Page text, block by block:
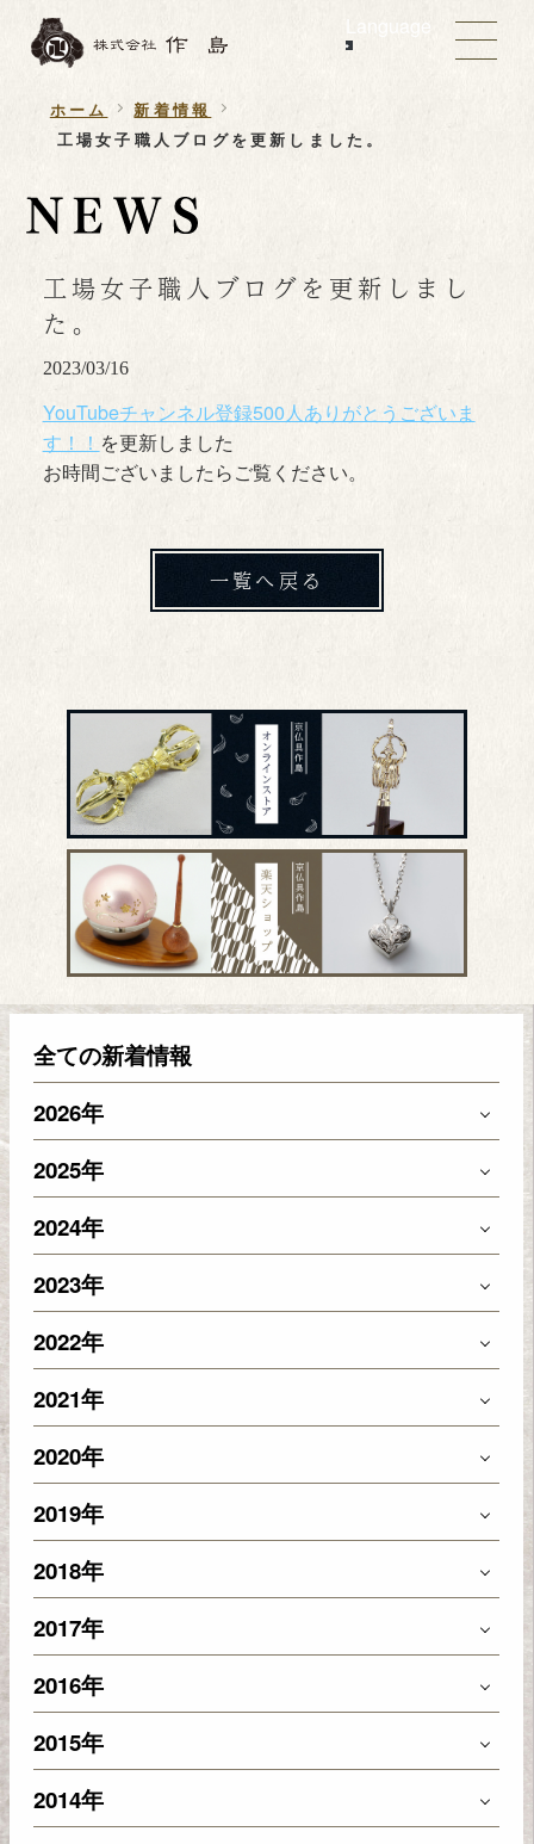
全ての新着情報
2026年
2025年
2024年
2023年
2022年
2021年
2020年
2019年
2018年
2017年
2016年
2015年
2014年
Language
ホーム
新着情報
工場女子職人ブログを更新しました。
工場女子職人ブログを更新しまし
た。
2023/03/16
YouTubeチャンネル登録500人ありがとうございま
す！！ を更新しました
お時間ございましたらご覧ください。
一覧へ戻る